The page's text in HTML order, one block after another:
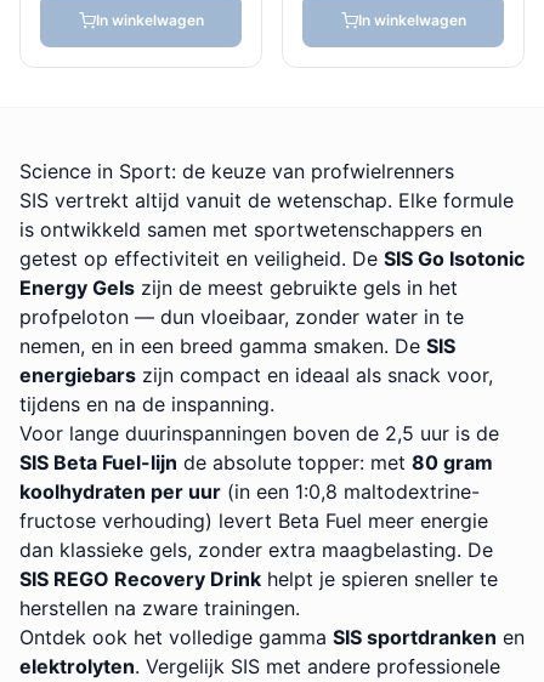
In winkelwagen In winkelwagen
Science in Sport: de keuze van profwielrenners
SIS vertrekt altijd vanuit de wetenschap. Elke formule
is ontwikkeld samen met sportwetenschappers en
getest op effectiviteit en veiligheid. De SIS Go Isotonic
Energy Gels zijn de meest gebruikte gels in het
profpeloton — dun vloeibaar, zonder water in te
nemen, en in een breed gamma smaken. De SIS
energiebars zijn compact en ideaal als snack voor,
tijdens en na de inspanning.
Voor lange duurinspanningen boven de 2,5 uur is de
SIS Beta Fuel-lijn de absolute topper: met 80 gram
koolhydraten per uur (in een 1:0,8 maltodextrine-
fructose verhouding) levert Beta Fuel meer energie
dan klassieke gels, zonder extra maagbelasting. De
SIS REGO Recovery Drink helpt je spieren sneller te
herstellen na zware trainingen.
Ontdek ook het volledige gamma SIS sportdranken en
elektrolyten. Vergelijk SIS met andere professionele